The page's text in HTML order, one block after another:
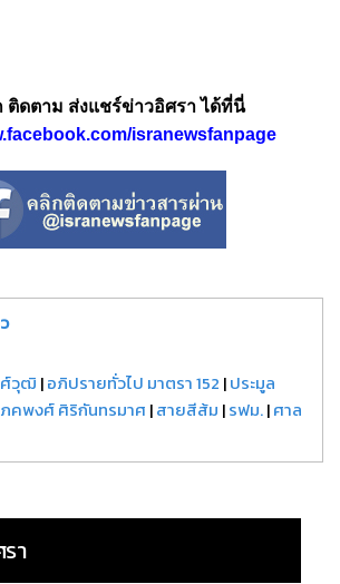
ติดตาม ส่งแชร์ข่าวอิศรา ได้ที่นี่
isranewsfanpage
ศ์วุฒิ |อภิปรายทั่วไป มาตรา 152 |ประมูล
ภคพงศ์ ศิริกันทรมาศ |สายสีส้ม |รฟม.|ศาล
า